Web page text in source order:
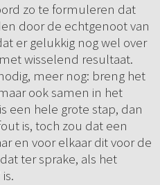
zo te formuleren dat
door de echtgenoot van
er gelukkig nog wel over
wisselend resultaat.
meer nog: breng het
ook samen in het
een hele grote stap, dan
is, toch zou dat een
en voor elkaar dit voor de
ter sprake, als het